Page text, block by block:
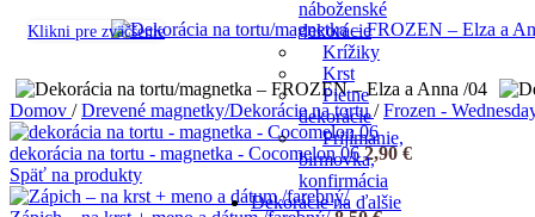
náboženské
dekorácie
Krížiky
Krst
Pietne
dekorácie
Prijímanie,
birmovka,
konfirmácia
Dekorácie na ďalšie
Klikni pre zväčšenie
Domov / Drevené magnetky/Dekorácie na tortu/ Frozen -
dekorácia na tortu - magnetka - Cocomelon 062,90€
Späť na produkty